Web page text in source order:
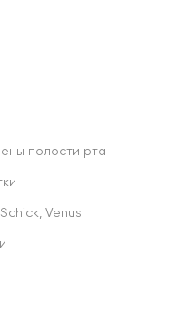
полости рта
Venus